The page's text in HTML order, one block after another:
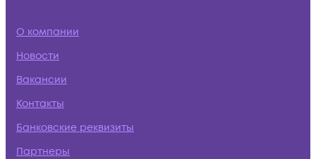
О компании
Новости
Вакансии
Контакты
Банковские реквизиты
Партнеры